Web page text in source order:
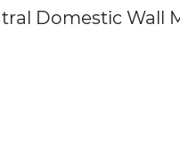
что позволяет
Domestic Wall